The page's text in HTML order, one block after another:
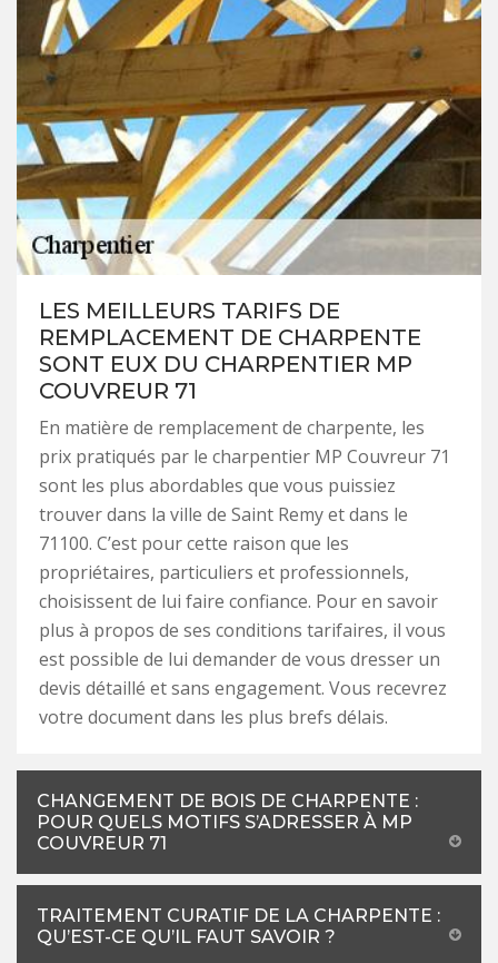
LES MEILLEURS TARIFS DE
REMPLACEMENT DE CHARPENTE
SONT EUX DU CHARPENTIER MP
COUVREUR 71
En matière de remplacement de charpente, les
prix pratiqués par le charpentier MP Couvreur 71
sont les plus abordables que vous puissiez
trouver dans la ville de Saint Remy et dans le
71100. C’est pour cette raison que les
propriétaires, particuliers et professionnels,
choisissent de lui faire confiance. Pour en savoir
plus à propos de ses conditions tarifaires, il vous
est possible de lui demander de vous dresser un
devis détaillé et sans engagement. Vous recevrez
votre document dans les plus brefs délais.
CHANGEMENT DE BOIS DE CHARPENTE :
POUR QUELS MOTIFS S’ADRESSER À MP
COUVREUR 71
TRAITEMENT CURATIF DE LA CHARPENTE :
QU’EST-CE QU’IL FAUT SAVOIR ?